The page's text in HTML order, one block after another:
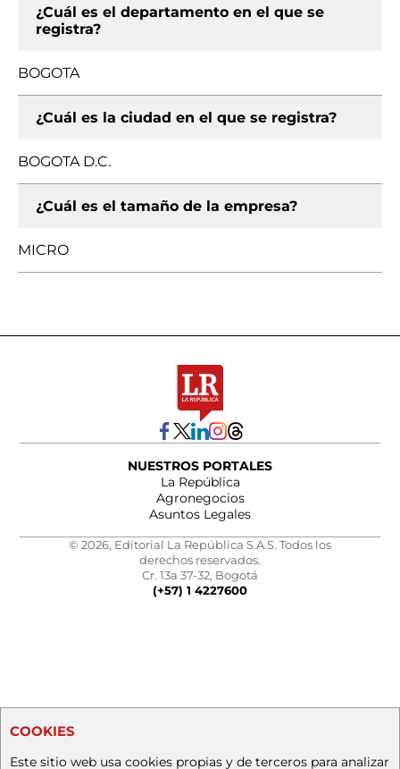
¿Cuál es el departamento en el que se
registra?
BOGOTA
¿Cuál es la ciudad en el que se registra?
BOGOTA D.C.
¿Cuál es el tamaño de la empresa?
MICRO
NUESTROS PORTALES
La República
Agronegocios
Asuntos Legales
© 2026, Editorial La República S.A.S. Todos los
derechos reservados.
Cr. 13a 37-32, Bogotá
(+57) 1 4227600
COOKIES
Este sitio web usa cookies propias y de terceros para analizar